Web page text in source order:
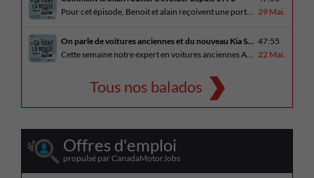
Pour cet épisode, Benoit et alain reçoivent une porte parole de la SAAQ, Geneviève Côté, qui parle de l’actuelle campagne publicitaire au sujet du bilan routier et des gestes concrets pour diminuer les décès sur nos routes. On parle aussi au président de Lexus Canada, Martin Gilbert, de la nouvelle Lexus ES. En essai routier, [...] 29 Mai.
On parle de voitures anciennes et du nouveau Kia Seltos 2027
Cette semaine notre expert en voitures anciennes André Fitzback vient donner des trucs pour ne pas perdre ses enjoliveurs sur nos vieilles voitures. Benoit revient de la Corée du Sud et nous offre un essai exclusif du Kia Seltos 2027 qui arrive plus tard cet été et Alain a fait l’essai du Toyota Tundra hybride.
47:55
22 Mai.
Tous nos balados
Offres d'emploi
propulsé par CanadaMotorJobs